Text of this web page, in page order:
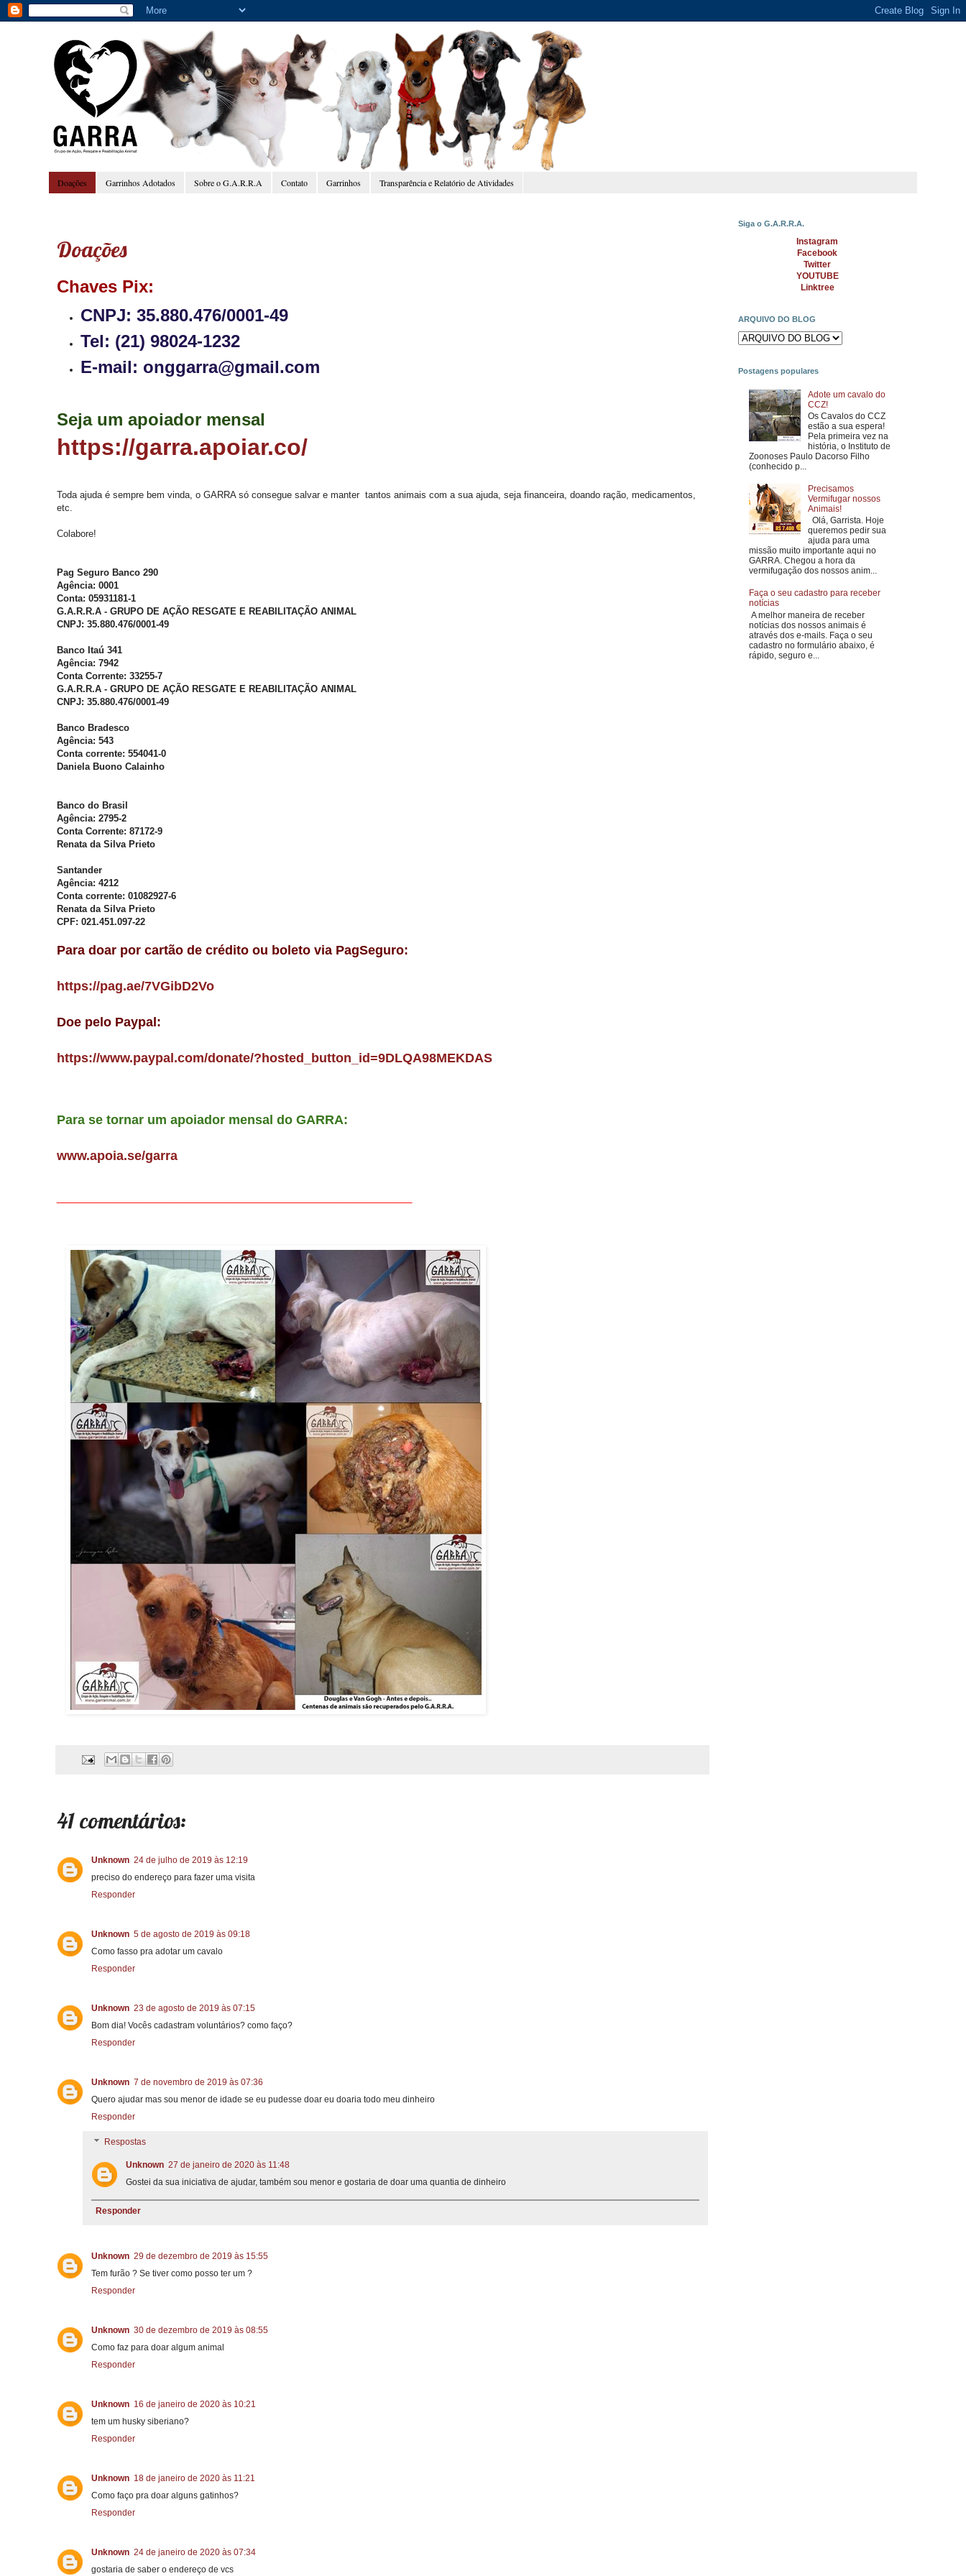
Doações Garrinhos Adotados Sobre o G.A.R.R.A Contato Garrinhos Transparência e Relatório de Atividades
Doações
Chaves Pix:
CNPJ: 35.880.476/0001-49
Tel: (21) 98024-1232
E-mail: onggarra@gmail.com
Seja um apoiador mensal
https://garra.apoiar.co/
Toda ajuda é sempre bem vinda, o GARRA só consegue salvar e manter tantos animais com a sua ajuda, seja financeira, doando ração, medicamentos,
etc.
Colabore!
Pag Seguro Banco 290
Agência: 0001
Conta: 05931181-1
G.A.R.R.A - GRUPO DE AÇÃO RESGATE E REABILITAÇÃO ANIMAL
CNPJ: 35.880.476/0001-49
Banco Itaú 341
Agência: 7942
Conta Corrente: 33255-7
G.A.R.R.A - GRUPO DE AÇÃO RESGATE E REABILITAÇÃO ANIMAL
CNPJ: 35.880.476/0001-49
Banco Bradesco
Agência: 543
Conta corrente: 554041-0
Daniela Buono Calainho
Banco do Brasil
Agência: 2795-2
Conta Corrente: 87172-9
Renata da Silva Prieto
Santander
Agência: 4212
Conta corrente: 01082927-6
Renata da Silva Prieto
CPF: 021.451.097-22
Para doar por cartão de crédito ou boleto via PagSeguro:
https://pag.ae/7VGibD2Vo
Doe pelo Paypal:
https://www.paypal.com/donate/?hosted_button_id=9DLQA98MEKDAS
Para se tornar um apoiador mensal do GARRA:
www.apoia.se/garra
41 comentários:
Unknown 24 de julho de 2019 às 12:19
preciso do endereço para fazer uma visita
Responder
Unknown 5 de agosto de 2019 às 09:18
Como fasso pra adotar um cavalo
Responder
Unknown 23 de agosto de 2019 às 07:15
Bom dia! Vocês cadastram voluntários? como faço?
Responder
Unknown 7 de novembro de 2019 às 07:36
Quero ajudar mas sou menor de idade se eu pudesse doar eu doaria todo meu dinheiro
Responder
Respostas
Unknown 27 de janeiro de 2020 às 11:48
Gostei da sua iniciativa de ajudar, também sou menor e gostaria de doar uma quantia de dinheiro
Responder
Unknown 29 de dezembro de 2019 às 15:55
Tem furão ? Se tiver como posso ter um ?
Responder
Unknown 30 de dezembro de 2019 às 08:55
Como faz para doar algum animal
Responder
Unknown 16 de janeiro de 2020 às 10:21
tem um husky siberiano?
Responder
Unknown 18 de janeiro de 2020 às 11:21
Como faço pra doar alguns gatinhos?
Responder
Unknown 24 de janeiro de 2020 às 07:34
gostaria de saber o endereço de vcs
Siga o G.A.R.R.A.
Instagram
Facebook
Twitter
YOUTUBE
Linktree
ARQUIVO DO BLOG
Postagens populares
Adote um cavalo do
CCZ!
Os Cavalos do CCZ
estão a sua espera!
Pela primeira vez na
história, o Instituto de
Zoonoses Paulo Dacorso Filho
(conhecido p...
Precisamos
Vermifugar nossos
Animais!
Olá, Garrista. Hoje
queremos pedir sua
ajuda para uma
missão muito importante aqui no
GARRA. Chegou a hora da
vermifugação dos nossos anim...
Faça o seu cadastro para receber
notícias
A melhor maneira de receber
notícias dos nossos animais é
através dos e-mails. Faça o seu
cadastro no formulário abaixo, é
rápido, seguro e...